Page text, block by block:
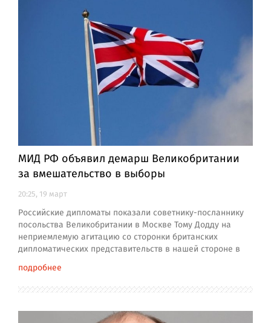
МИД РФ объявил демарш Великобритании
за вмешательство в выборы
20:25, 19 март
Российские дипломаты показали советнику-посланнику
посольства Великобритании в Москве Тому Додду на
неприемлемую агитацию со сторонки британских
дипломатических представительств в нашей стороне в
подробнее